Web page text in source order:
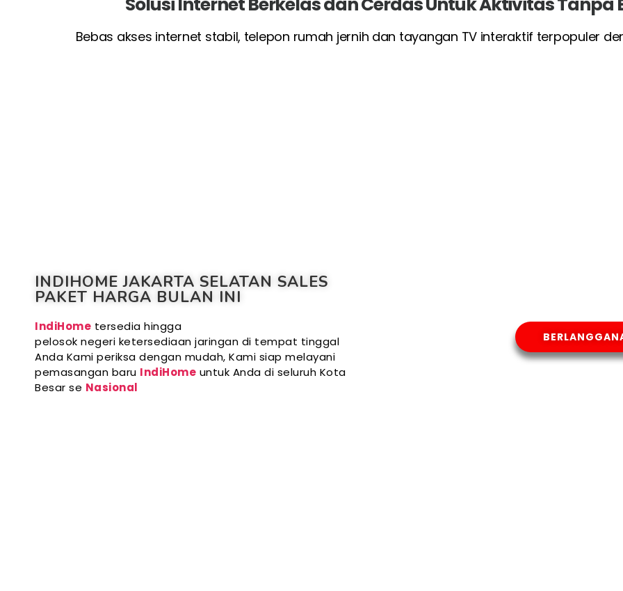
Bebas akses internet stabil, telepon rumah jernih dan tayangan TV interaktif terpopuler
INDIHOME JAKARTA SELATAN SALES
PAKET HARGA BULAN INI
IndiHome tersedia hingga
pelosok negeri ketersediaan jaringan di tempat tinggal
Anda Kami periksa dengan mudah, Kami siap melayani
pemasangan baru IndiHome untuk Anda di seluruh Kota
Besar se Nasional